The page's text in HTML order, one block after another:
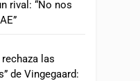
rival: “No nos
las
de Vingegaard: